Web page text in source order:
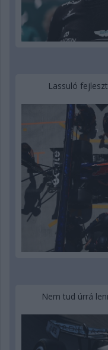
Lassuló
Nem tud úrrá